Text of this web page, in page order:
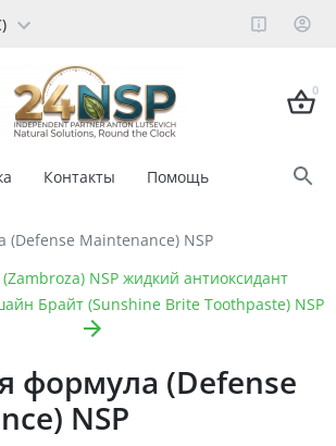
0
Контакты
Помощь
Maintenance) NSP
NSP жидкий антиоксидант
Брайт (Sunshine Brite Toothpaste) NSP
формула (Defense
NSP